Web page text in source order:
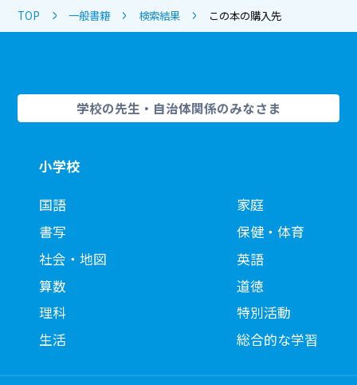
TOP 一般書籍 検索結果 この本の購入先
学校の先生・自治体関係のみなさま
小学校
国語
書写
社会・地図
算数
理科
生活
家庭
保健・体育
英語
道徳
特別活動
総合的な学習